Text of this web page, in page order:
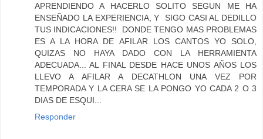
APRENDIENDO A HACERLO SOLITO SEGUN ME HA
ENSEÑADO LA EXPERIENCIA, Y SIGO CASI AL DEDILLO
TUS INDICACIONES!! DONDE TENGO MAS PROBLEMAS
ES A LA HORA DE AFILAR LOS CANTOS YO SOLO,
QUIZAS NO HAYA DADO CON LA HERRAMIENTA
ADECUADA... AL FINAL DESDE HACE UNOS AÑOS LOS
LLEVO A AFILAR A DECATHLON UNA VEZ POR
TEMPORADA Y LA CERA SE LA PONGO YO CADA 2 O 3
DIAS DE ESQUI...
Responder